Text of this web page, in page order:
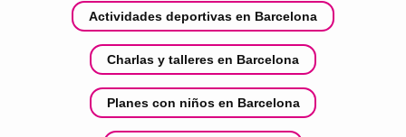
Actividades deportivas en Barcelona
Charlas y talleres en Barcelona
Planes con niños en Barcelona